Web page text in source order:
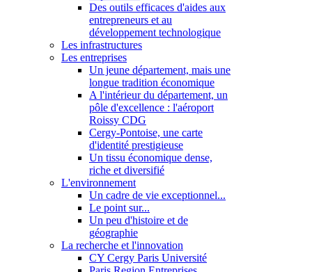
Des outils efficaces d'aides aux
entrepreneurs et au
développement technologique
Les infrastructures
Les entreprises
Un jeune département, mais une
longue tradition économique
A l'intérieur du département, un
pôle d'excellence : l'aéroport
Roissy CDG
Cergy-Pontoise, une carte
d'identité prestigieuse
Un tissu économique dense,
riche et diversifié
L'environnement
Un cadre de vie exceptionnel...
Le point sur...
Un peu d'histoire et de
géographie
La recherche et l'innovation
CY Cergy Paris Université